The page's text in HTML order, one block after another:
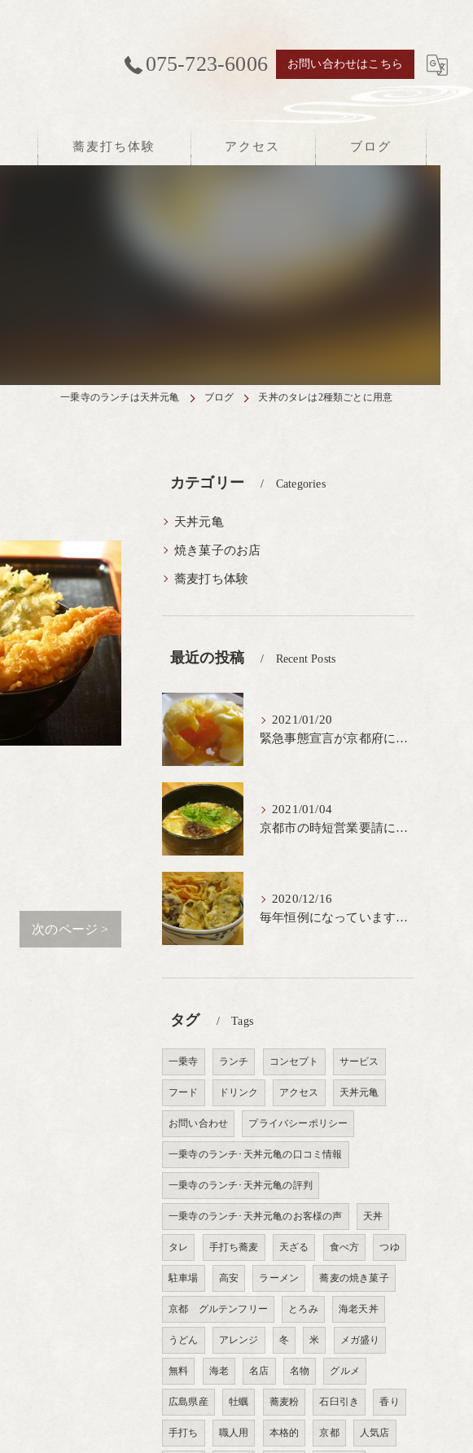
075-723-6006 お問い合わせはこちら
蕎麦打ち体験 アクセス ブログ
一乗寺のランチは天丼元亀 ブログ 天丼のタレは2種類ごとに用意
次のページ >
カテゴリー Categories
天丼元亀
焼き菓子のお店
蕎麦打ち体験
最近の投稿 Recent Posts
2021/01/20
緊急事態宣言が京都府にも発出され当店も要請に従って20時完全閉店という形で営業なるべく短期間での要請解除へ一致団結です
2021/01/04
京都市の時短営業要請に従ってしばらくの間20時までの営業とさせていただいております。寒い時期には温かいお蕎麦がおすすめ
2020/12/16
毎年恒例になっています冬の名物、牡蠣天丼が販売開始です、広島県産の大粒牡蠣を使用し天ぷらならではのカリと衣クリーミーな味わいをどうぞ
タグ Tags
一乗寺 ランチ コンセプト サービス
フード ドリンク アクセス 天丼元亀
お問い合わせ プライバシーポリシー
一乗寺のランチ･天丼元亀の口コミ情報
一乗寺のランチ･天丼元亀の評判
一乗寺のランチ･天丼元亀のお客様の声 天丼
タレ 手打ち蕎麦 天ざる 食べ方 つゆ
駐車場 高安 ラーメン 蕎麦の焼き菓子
京都 グルテンフリー とろみ 海老天丼
うどん アレンジ 冬 米 メガ盛り
無料 海老 名店 名物 グルメ
広島県産 牡蠣 蕎麦粉 石臼引き 香り
手打ち 職人用 本格的 京都 人気店